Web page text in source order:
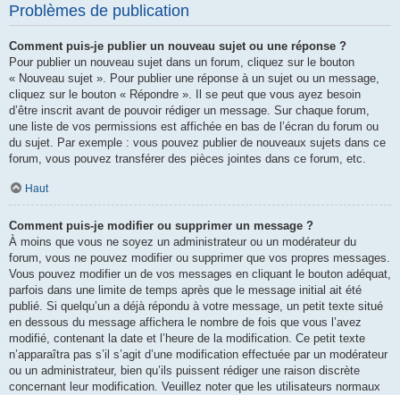
Problèmes de publication
Comment puis-je publier un nouveau sujet ou une réponse ?
Pour publier un nouveau sujet dans un forum, cliquez sur le bouton
« Nouveau sujet ». Pour publier une réponse à un sujet ou un message,
cliquez sur le bouton « Répondre ». Il se peut que vous ayez besoin
d’être inscrit avant de pouvoir rédiger un message. Sur chaque forum,
une liste de vos permissions est affichée en bas de l’écran du forum ou
du sujet. Par exemple : vous pouvez publier de nouveaux sujets dans ce
forum, vous pouvez transférer des pièces jointes dans ce forum, etc.
Haut
Comment puis-je modifier ou supprimer un message ?
À moins que vous ne soyez un administrateur ou un modérateur du
forum, vous ne pouvez modifier ou supprimer que vos propres messages.
Vous pouvez modifier un de vos messages en cliquant le bouton adéquat,
parfois dans une limite de temps après que le message initial ait été
publié. Si quelqu’un a déjà répondu à votre message, un petit texte situé
en dessous du message affichera le nombre de fois que vous l’avez
modifié, contenant la date et l’heure de la modification. Ce petit texte
n’apparaîtra pas s’il s’agit d’une modification effectuée par un modérateur
ou un administrateur, bien qu’ils puissent rédiger une raison discrète
concernant leur modification. Veuillez noter que les utilisateurs normaux